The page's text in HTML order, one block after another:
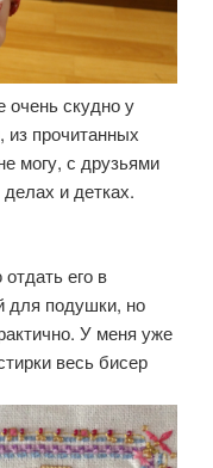
очень скудно у
из прочитанных
могу, с друзьями
и детках.
его в
для подушки, но
У меня уже
весь бисер